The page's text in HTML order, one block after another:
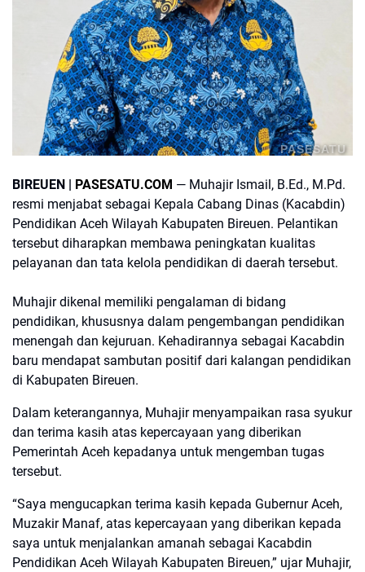
PASESATU
BIREUEN | PASESATU.COM — Muhajir Ismail, B.Ed., M.Pd.
resmi menjabat sebagai Kepala Cabang Dinas (Kacabdin)
Pendidikan Aceh Wilayah Kabupaten Bireuen. Pelantikan
tersebut diharapkan membawa peningkatan kualitas
pelayanan dan tata kelola pendidikan di daerah tersebut.
Muhajir dikenal memiliki pengalaman di bidang
pendidikan, khususnya dalam pengembangan pendidikan
menengah dan kejuruan. Kehadirannya sebagai Kacabdin
baru mendapat sambutan positif dari kalangan pendidikan
di Kabupaten Bireuen.
Dalam keterangannya, Muhajir menyampaikan rasa syukur
dan terima kasih atas kepercayaan yang diberikan
Pemerintah Aceh kepadanya untuk mengemban tugas
tersebut.
“Saya mengucapkan terima kasih kepada Gubernur Aceh,
Muzakir Manaf, atas kepercayaan yang diberikan kepada
saya untuk menjalankan amanah sebagai Kacabdin
Pendidikan Aceh Wilayah Kabupaten Bireuen,” ujar Muhajir,